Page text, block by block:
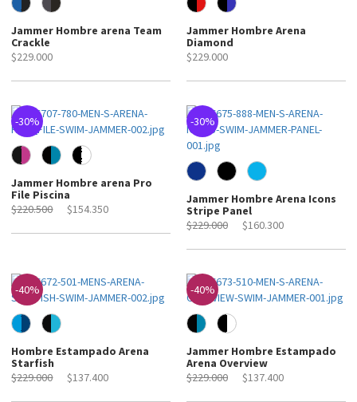
Jammer Hombre arena Team
Crackle
$229.000
Jammer Hombre Arena
Diamond
$229.000
-30%
Jammer Hombre arena Pro
File Piscina
$220.500
$154.350
-30%
Jammer Hombre Arena Icons
Stripe Panel
$229.000
$160.300
-40%
Hombre Estampado Arena
Starfish
$229.000
$137.400
-40%
Jammer Hombre Estampado
Arena Overview
$229.000
$137.400